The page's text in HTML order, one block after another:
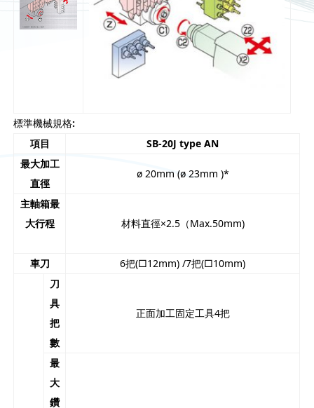
標準機械規格:
項目
SB-20J type AN
最大加工
直徑
ø 20mm (ø 23mm )*
主軸箱最
大行程
材料直徑×2.5（Max.50mm)
車刀
6把(□12mm) /7把(□10mm)
刀
具
把
數
正面加工固定工具4把
最
大
鑽